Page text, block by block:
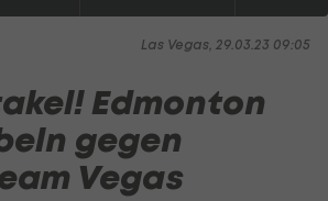
Las Vegas, 29.03.23 09:05
Edmonton
gegen
Vegas